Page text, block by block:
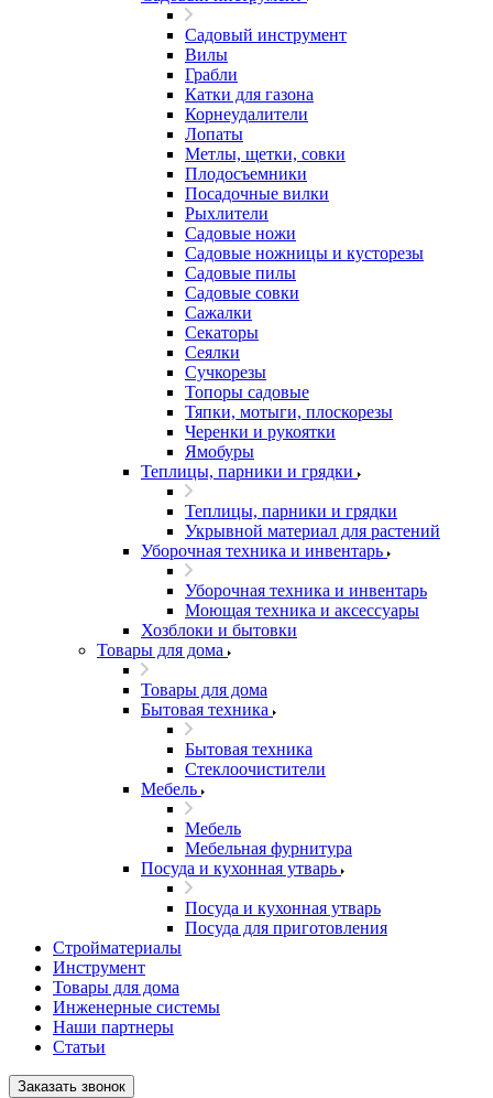
Садовый инструмент
Вилы
Грабли
Катки для газона
Корнеудалители
Лопаты
Метлы, щетки, совки
Плодосъемники
Посадочные вилки
Рыхлители
Садовые ножи
Садовые ножницы и кусторезы
Садовые пилы
Садовые совки
Сажалки
Секаторы
Сеялки
Сучкорезы
Топоры садовые
Тяпки, мотыги, плоскорезы
Черенки и рукоятки
Ямобуры
Теплицы, парники и грядки
Теплицы, парники и грядки
Укрывной материал для растений
Уборочная техника и инвентарь
Уборочная техника и инвентарь
Моющая техника и аксессуары
Хозблоки и бытовки
Товары для дома
Товары для дома
Бытовая техника
Бытовая техника
Стеклоочистители
Мебель
Мебель
Мебельная фурнитура
Посуда и кухонная утварь
Посуда и кухонная утварь
Посуда для приготовления
Стройматериалы
Инструмент
Товары для дома
Инженерные системы
Наши партнеры
Статьи
Заказать звонок